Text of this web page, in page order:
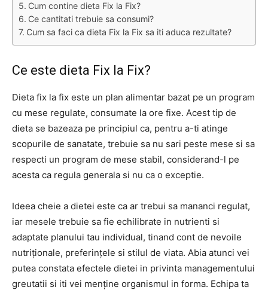
Cum contine dieta Fix la Fix?
Ce cantitati trebuie sa consumi?
Cum sa faci ca dieta Fix la Fix sa iti aduca rezultate?
Ce este dieta Fix la Fix?
Dieta fix la fix este un plan alimentar bazat pe un program
cu mese regulate, consumate la ore fixe. Acest tip de
dieta se bazeaza pe principiul ca, pentru a-ti atinge
scopurile de sanatate, trebuie sa nu sari peste mese si sa
respecti un program de mese stabil, considerand-l pe
acesta ca regula generala si nu ca o exceptie.
Ideea cheie a dietei este ca ar trebui sa mananci regulat,
iar mesele trebuie sa fie echilibrate in nutrienti si
adaptate planului tau individual, tinand cont de nevoile
nutriționale, preferințele si stilul de viata. Abia atunci vei
putea constata efectele dietei in privinta managementului
greutatii si iti vei menține organismul in forma. Echipa ta